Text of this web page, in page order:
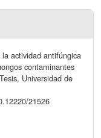
actividad antifúngica
contaminantes
Universidad de
21526